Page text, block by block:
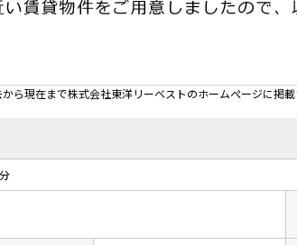
現在まで株式会社東洋リーベストのホームぺージに掲載